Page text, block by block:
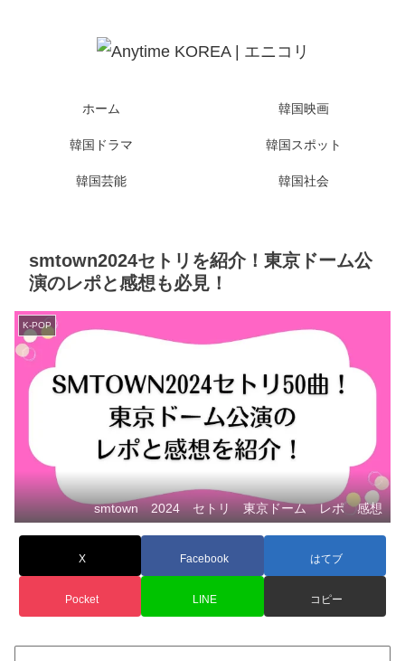
ホーム 韓国映画
韓国ドラマ 韓国スポット
韓国芸能 韓国社会
smtown2024セトリを紹介！東京ドーム公
演のレポと感想も必見！
K-POP
smtown 2024 セトリ 東京ドーム レポ 感想
X Facebook はてブ
Pocket LINE コピー